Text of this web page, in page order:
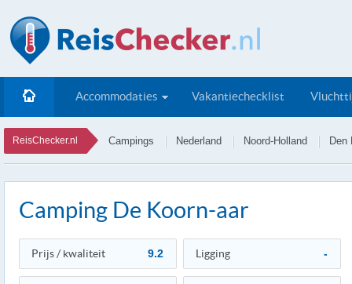
Accommodaties Vakantiechecklist
ReisChecker.nl Campings Nederland Noord-Holland Den
Camping De Koorn-aar
Prijs / kwaliteit 9.2 Ligging -